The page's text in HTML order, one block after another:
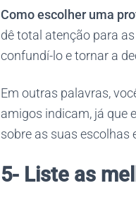
Como escolher uma
dê total atenção para
confundí-lo e tornar a
Em outras palavras,
amigos indicam, já que
sobre as suas escolhas
5- Liste as